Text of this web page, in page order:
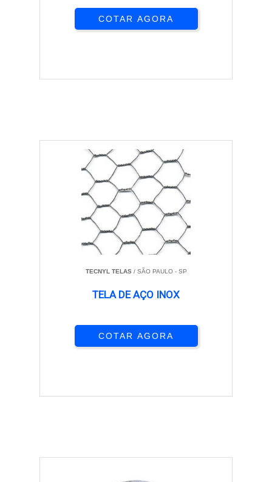
COTAR AGORA
TECNYL TELAS/ SÃO PAULO - SP
TELA DE AÇO INOX
COTAR AGORA